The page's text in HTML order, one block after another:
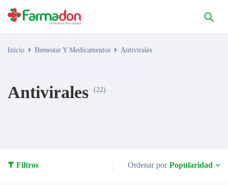
Inicio Bienestar Y Medicamentos Antivirales
Antivirales (22)
Filtros Ordenar por Popularidad